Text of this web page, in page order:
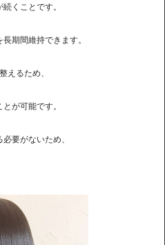
くことです。
期間維持できます。
えるため、
が可能です。
要がないため、